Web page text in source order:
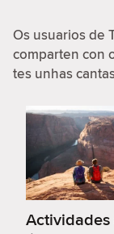
Os usuarios de
comparten con
tes unhas